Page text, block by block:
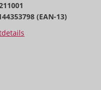
(EAN-13)